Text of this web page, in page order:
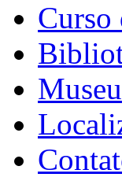
Curso
Museu